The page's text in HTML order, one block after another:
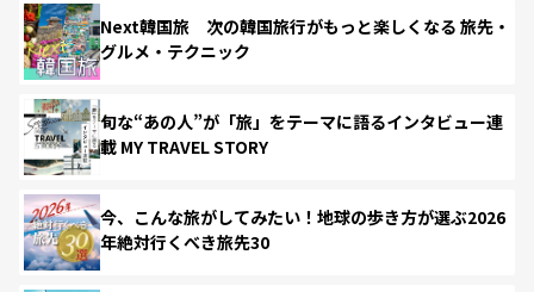
Next韓国旅 次の韓国旅行がもっと楽しくなる 旅先・
グルメ・テクニック
旬な“あの人”が「旅」をテーマに語るインタビュー連
載 MY TRAVEL STORY
今、こんな旅がしてみたい！地球の歩き方が選ぶ2026
年絶対行くべき旅先30